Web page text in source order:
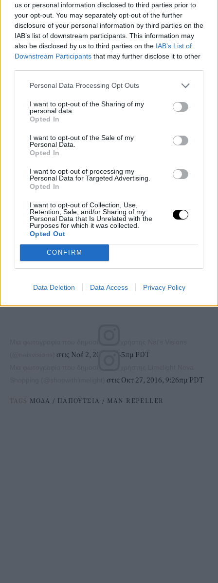
us or personal information disclosed to third parties prior to
your opt-out. You may separately opt-out of the further
disclosure of your personal information by third parties on the
IAB’s list of downstream participants. This information may
also be disclosed by us to third parties on the IAB’s List of
Downstream Participants that may further disclose it to other
Personal Data Processing Opt Outs
I want to opt-out of the Sharing of my
personal data.
Opted In
I want to opt-out of the Sale of my
Personal Data.
Opted In
I want to opt-out of processing my
Personal Data for Targeted Advertising.
Opted In
I want to opt-out of Collection, Use,
Retention, Sale, and/or Sharing of my
Personal Data that Is Unrelated with the
Purposes for which it was collected.
Opted Out
CONFIRM
Data Deletion Data Access Privacy Policy
της ημέρας.
Μια φωτογραφία που δημοσίευσε ο χρήστης Man Repeller
(@manrepeller)στις Οκτ 28, 2016, 9:10πμ PDT
Μια φωτογραφία που δημοσίευσε ο χρήστης The List Magazine
(@thelistofficial)στις Οκτ 27, 2016, 7:12μμ PDT
Μια φωτογραφία που δημοσίευσε ο χρήστης Zapatosdelmundo
(@zapatosdelmundo)στις Οκτ 31, 2016, 10:33μμ PDT
(@pandorasykes)στις Νοέ 2, 2016, 2:09πμ PDT
Μια φωτογραφία που δημοσίευσε ο χρήστης d.code (@itsdcode)
στις Οκτ 28, 2016, 3:03πμ PDT
στις Νοέ 2, 2016, 6:45πμ PDT
στις Οκτ 27, 2016, 9:26πμ PDT
TAGS ΜΟΔΑ / ΠΑΠΟΥΤΣΙΑ / MAN REPELLER